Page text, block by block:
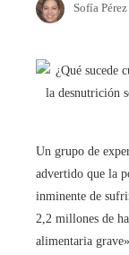
Sofía Pérez
Un grupo de
advertido que la
inminente de
2,2 millones de
alimentaria